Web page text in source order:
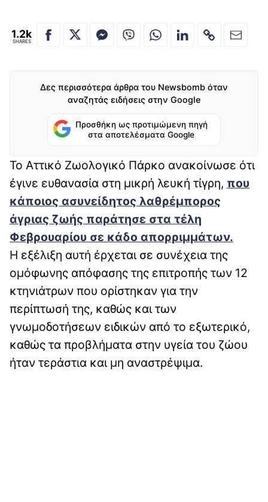
1.2k
SHARES
Δες περισσότερα άρθρα του Newsbomb όταν
αναζητάς ειδήσεις στην Google
Προσθήκη ως προτιμώμενη πηγή
στα αποτελέσματα Google
Το Αττικό Ζωολογικό Πάρκο ανακοίνωσε ότι
έγινε ευθανασία στη μικρή λευκή τίγρη, που
κάποιος ασυνείδητος λαθρέμπορος
άγριας ζωής παράτησε στα τέλη
Φεβρουαρίου σε κάδο απορριμμάτων.
Η εξέλιξη αυτή έρχεται σε συνέχεια της
ομόφωνης απόφασης της επιτροπής των 12
κτηνιάτρων που ορίστηκαν για την
περίπτωσή της, καθώς και των
γνωμοδοτήσεων ειδικών από το εξωτερικό,
καθώς τα προβλήματα στην υγεία του ζώου
ήταν τεράστια και μη αναστρέψιμα.